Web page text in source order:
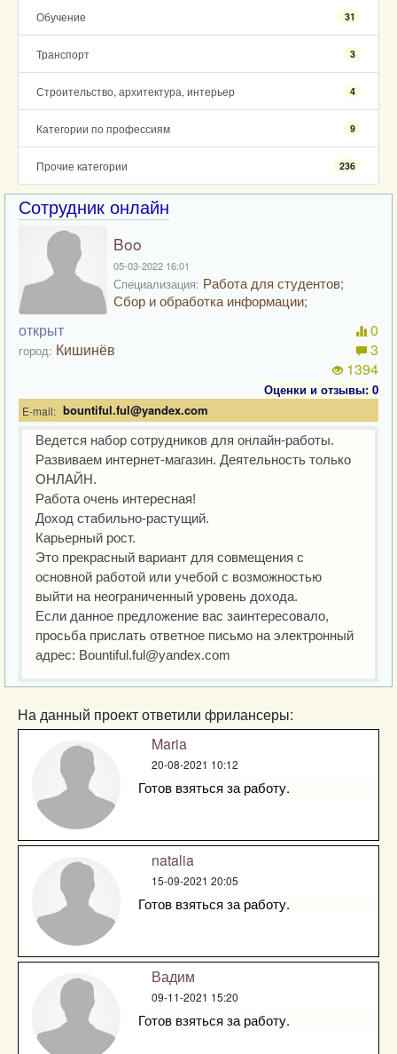
Обучение 31
Транспорт 3
Строительство, архитектура, интерьер 4
Категории по профессиям 9
Прочие категории 236
Сотрудник онлайн
Boo
05-03-2022 16:01
Специализация: Работа для студентов;
Сбор и обработка информации;
открыт
город: Кишинёв
0
3
1394
Оценки и отзывы: 0
E-mail: bountiful.ful@yandex.com
Ведется набор сотрудников для онлайн-работы.
Развиваем интернет-магазин. Деятельность только
ОНЛАЙН.
Работа очень интересная!
Доход стабильно-растущий.
Карьерный рост.
Это прекрасный вариант для совмещения с
основной работой или учебой с возможностью
выйти на неограниченный уровень дохода.
Если данное предложение вас заинтересовало,
просьба прислать ответное письмо на электронный
адрес: Bountiful.ful@yandex.com
На данный проект ответили фрилансеры:
Maria
20-08-2021 10:12
Готов взяться за работу.
natalia
15-09-2021 20:05
Готов взяться за работу.
Вадим
09-11-2021 15:20
Готов взяться за работу.